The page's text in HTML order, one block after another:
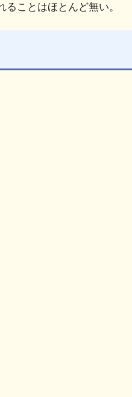
ことはほとんど無い。